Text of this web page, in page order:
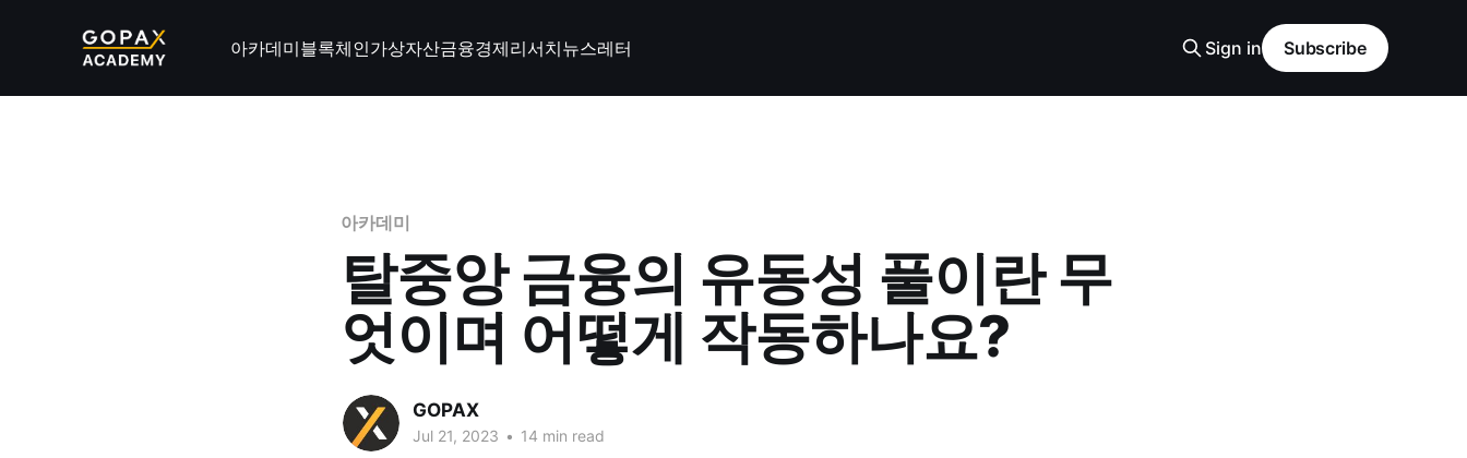
아카데미블록체인가상자산금융경제리서치뉴스레터 Sign in Subscribe
아카데미
탈중앙 금융의 유동성 풀이란 무
엇이며 어떻게 작동하나요?
GOPAX
Jul 21, 2023 • 14 min read